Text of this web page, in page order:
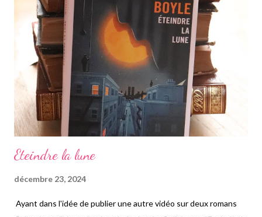
impression de l'hôtel est assez sombre et oppressante,
découvrant plusieurs magnifiques portraits de ladite femme, ne
semblant pas réellement vieillir. Notre héros trouve cela
étrange. Il fait la rencontre de cette femme, alors qu'il
contemple les portraits, la femme lui disant de ne su...
Eteindre la lune
décembre 23, 2024
Ayant dans l'idée de publier une autre vidéo sur deux romans